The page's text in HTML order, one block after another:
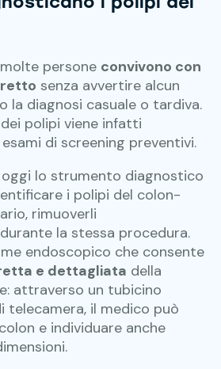
persone convivono con
senza avvertire alcun
la diagnosi casuale o tardiva.
polipi viene infatti
di screening preventivi.
lo strumento diagnostico
i polipi del colon-
rimuoverli
la stessa procedura.
endoscopico che consente
e dettagliata della
attraverso un tubicino
telecamera, il medico può
e individuare anche